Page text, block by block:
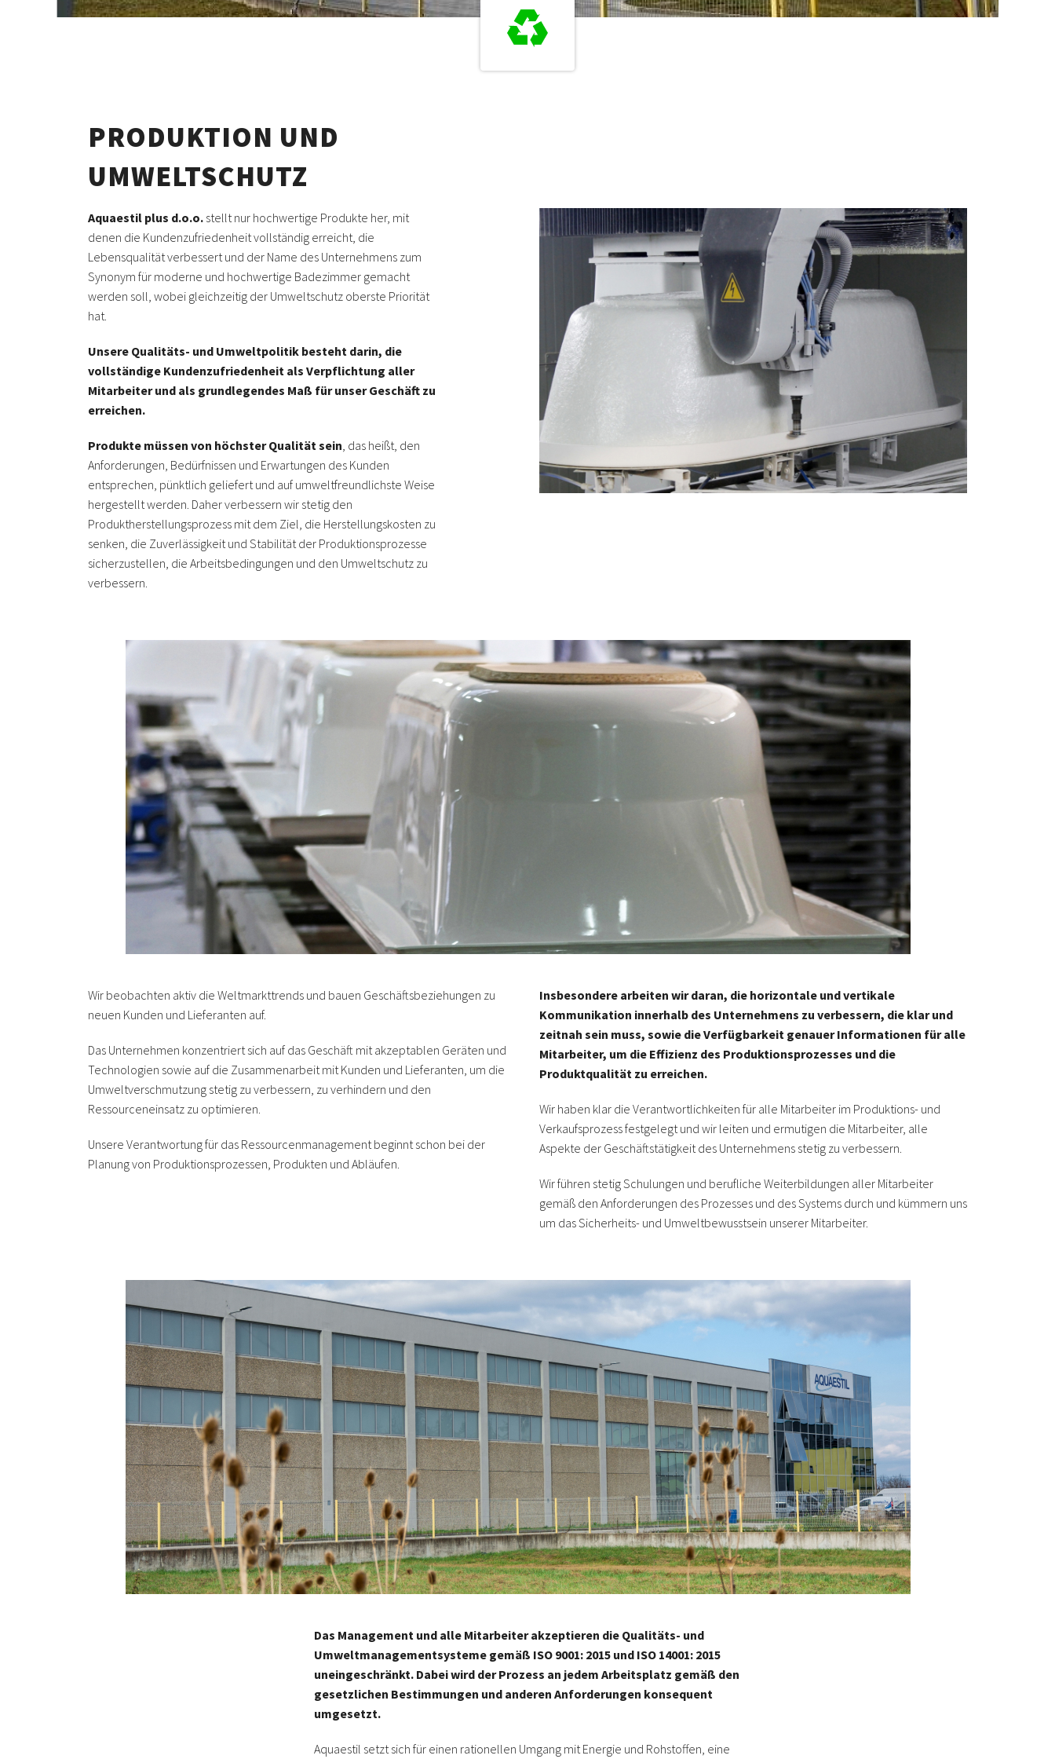
PRODUKTION UND
UMWELTSCHUTZ
Aquaestil plus d.o.o. stellt nur hochwertige Produkte her, mit
denen die Kundenzufriedenheit vollständig erreicht, die
Lebensqualität verbessert und der Name des Unternehmens zum
Synonym für moderne und hochwertige Badezimmer gemacht
werden soll, wobei gleichzeitig der Umweltschutz oberste Priorität
hat.
Unsere Qualitäts- und Umweltpolitik besteht darin, die
vollständige Kundenzufriedenheit als Verpflichtung aller
Mitarbeiter und als grundlegendes Maß für unser Geschäft zu
erreichen.
Produkte müssen von höchster Qualität sein, das heißt, den
Anforderungen, Bedürfnissen und Erwartungen des Kunden
entsprechen, pünktlich geliefert und auf umweltfreundlichste Weise
hergestellt werden. Daher verbessern wir stetig den
Produktherstellungsprozess mit dem Ziel, die Herstellungskosten zu
senken, die Zuverlässigkeit und Stabilität der Produktionsprozesse
sicherzustellen, die Arbeitsbedingungen und den Umweltschutz zu
verbessern.
Wir beobachten aktiv die Weltmarkttrends und bauen Geschäftsbeziehungen zu
neuen Kunden und Lieferanten auf.
Das Unternehmen konzentriert sich auf das Geschäft mit akzeptablen Geräten und
Technologien sowie auf die Zusammenarbeit mit Kunden und Lieferanten, um die
Umweltverschmutzung stetig zu verbessern, zu verhindern und den
Ressourceneinsatz zu optimieren.
Unsere Verantwortung für das Ressourcenmanagement beginnt schon bei der
Planung von Produktionsprozessen, Produkten und Abläufen.
Insbesondere arbeiten wir daran, die horizontale und vertikale
Kommunikation innerhalb des Unternehmens zu verbessern, die klar und
zeitnah sein muss, sowie die Verfügbarkeit genauer Informationen für alle
Mitarbeiter, um die Effizienz des Produktionsprozesses und die
Produktqualität zu erreichen.
Wir haben klar die Verantwortlichkeiten für alle Mitarbeiter im Produktions- und
Verkaufsprozess festgelegt und wir leiten und ermutigen die Mitarbeiter, alle
Aspekte der Geschäftstätigkeit des Unternehmens stetig zu verbessern.
Wir führen stetig Schulungen und berufliche Weiterbildungen aller Mitarbeiter
gemäß den Anforderungen des Prozesses und des Systems durch und kümmern uns
um das Sicherheits- und Umweltbewusstsein unserer Mitarbeiter.
Das Management und alle Mitarbeiter akzeptieren die Qualitäts- und
Umweltmanagementsysteme gemäß ISO 9001: 2015 und ISO 14001: 2015
uneingeschränkt. Dabei wird der Prozess an jedem Arbeitsplatz gemäß den
gesetzlichen Bestimmungen und anderen Anforderungen konsequent
umgesetzt.
Aquaestil setzt sich für einen rationellen Umgang mit Energie und Rohstoffen, eine